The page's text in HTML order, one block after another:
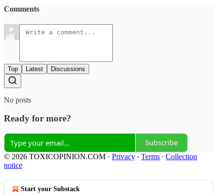
Comments
Top Latest Discussions
No posts
Ready for more?
Subscribe
© 2026 TOXICOPINION.COM · Privacy ∙ Terms ∙ Collection
notice
Start your Substack